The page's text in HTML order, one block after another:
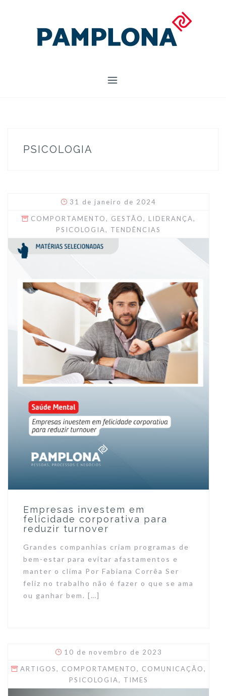
PSICOLOGIA
31 de janeiro de 2024
COMPORTAMENTO, GESTÃO, LIDERANÇA,
PSICOLOGIA, TENDÊNCIAS
Empresas investem em
felicidade corporativa para
reduzir turnover
Grandes companhias criam programas de
bem-estar para evitar afastamentos e
manter o clima Por Fabiana Corrêa Ser
feliz no trabalho não é fazer o que se ama
ou ganhar bem. […]
10 de novembro de 2023
ARTIGOS, COMPORTAMENTO, COMUNICAÇÃO,
PSICOLOGIA, TIMES